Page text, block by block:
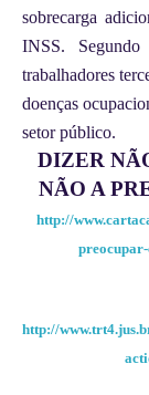
sobrecarga
INSS.
trabalhadores
doenças
setor público.
DIZER
NÃO A
http://
http://